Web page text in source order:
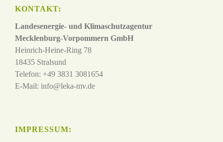
KONTAKT:
Landesenergie- und Klimaschutzagentur
Mecklenburg-Vorpommern GmbH
Heinrich-Heine-Ring 78
18435 Stralsund
Telefon: +49 3831 3081654
E-Mail: info@leka-mv.de
IMPRESSUM: